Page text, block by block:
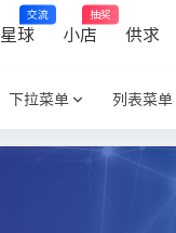
星球
交流
小店
抽奖
供求
下拉菜单 列表菜单